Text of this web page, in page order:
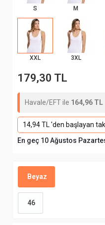
S M
XXL 3XL
179,30 TL
Havale/EFT ile 164,96 TL
14,94 TL 'den başlayan
En geç 10 Ağustos
Beyaz
46